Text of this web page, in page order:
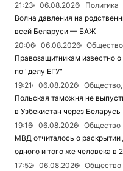
21:23 06.08.2026
Политика
Волна давления на
всей Беларуси — БАЖ
20:06
06.08.2026
Правозащитникам известно
по "делу ЕГУ"
19:21
06.08.2026
Общество,
Польская таможня не
в Узбекистан через Беларусь
19:16
06.08.2026
Общество
МВД отчиталось о
одного и того же человека в
17:52
06.08.2026
Общество